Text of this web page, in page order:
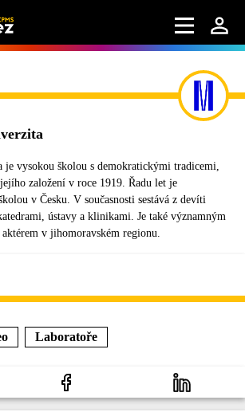
je vysokou školou s demokratickými tradicemi,
založení v roce 1919. Řadu let je
v Česku. V současnosti sestává z devíti
ústavy a klinikami. Je také významným
v jihomoravském regionu.
Laboratoře